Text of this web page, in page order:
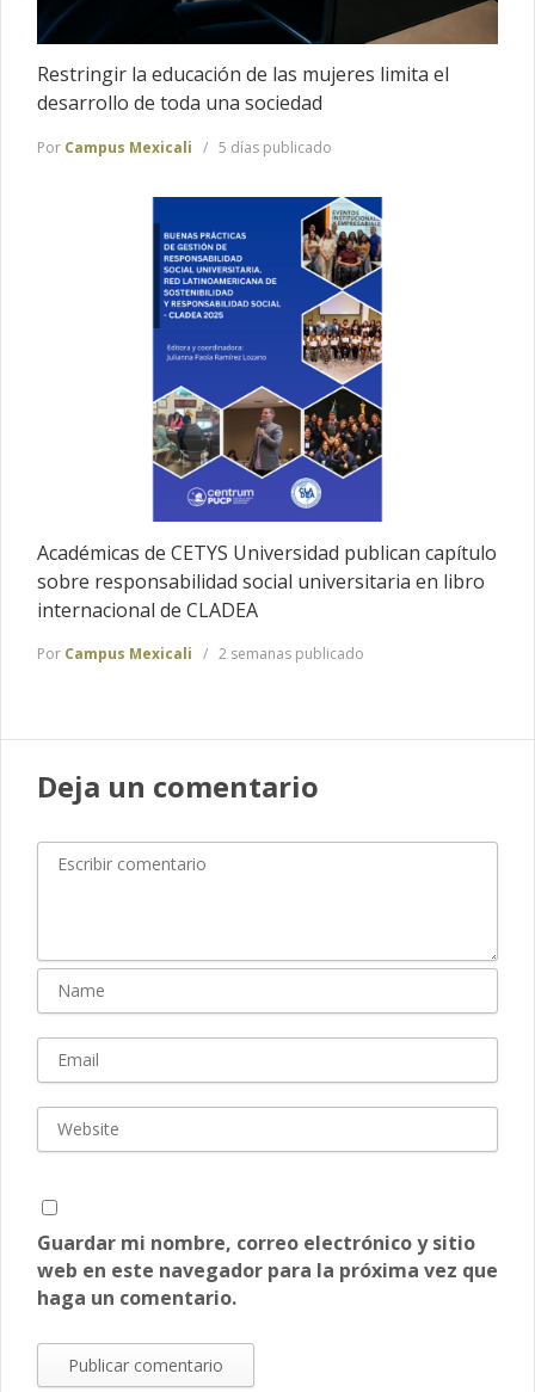
Restringir la educación de las mujeres limita el
desarrollo de toda una sociedad
Por Campus Mexicali 5 días publicado
Académicas de CETYS Universidad publican capítulo
sobre responsabilidad social universitaria en libro
internacional de CLADEA
Por Campus Mexicali 2 semanas publicado
Deja un comentario
Guardar mi nombre, correo electrónico y sitio
web en este navegador para la próxima vez que
haga un comentario.